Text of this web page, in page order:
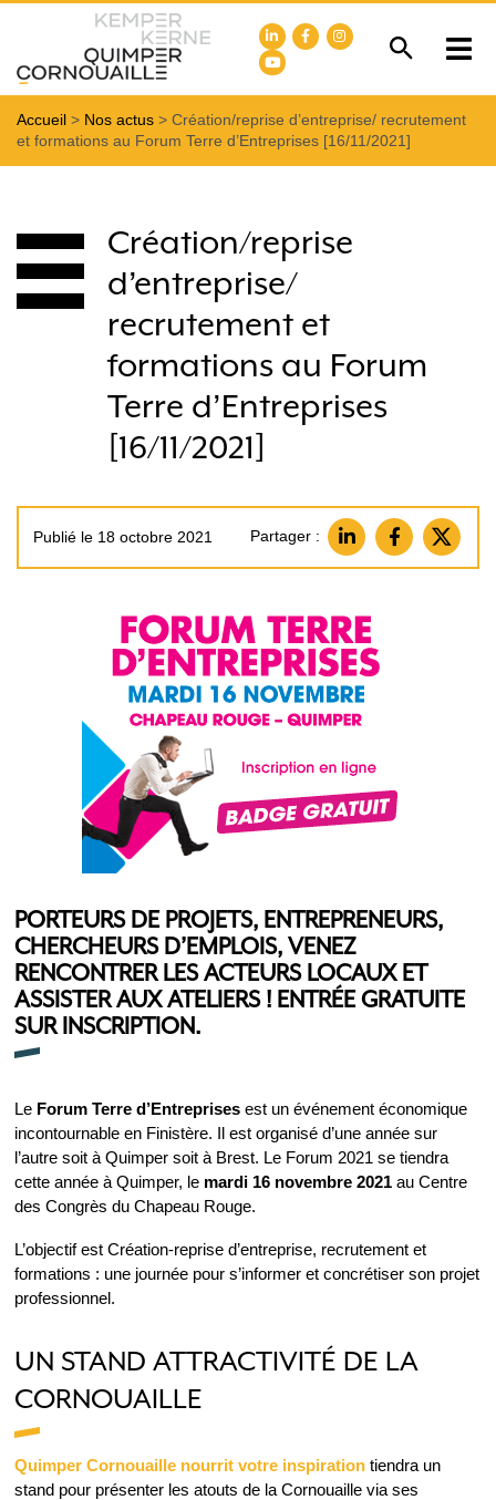
Accueil > Nos actus > Création/reprise d’entreprise/ recrutement
et formations au Forum Terre d’Entreprises [16/11/2021]
Création/reprise
d’entreprise/
recrutement et
formations au Forum
Terre d’Entreprises
[16/11/2021]
Publié le 18 octobre 2021 Partager :
PORTEURS DE PROJETS, ENTREPRENEURS,
CHERCHEURS D’EMPLOIS, VENEZ
RENCONTRER LES ACTEURS LOCAUX ET
ASSISTER AUX ATELIERS ! ENTRÉE GRATUITE
SUR INSCRIPTION.
LeForum Terre d’Entreprisesest un événement économique
incontournable en Finistère. Il est organisé d’une année sur
l’autre soit à Quimper soit à Brest. Le Forum 2021 se tiendra
cette année à Quimper, le mardi 16 novembre 2021au Centre
des Congrès du Chapeau Rouge.
L’objectif est Création-reprise d’entreprise, recrutement et
formations : une journée pour s’informer et concrétiser son projet
professionnel.
UN STAND ATTRACTIVITÉ DE LA
CORNOUAILLE
Quimper Cornouaille nourrit votre inspirationtiendra un
stand pour présenter les atouts de la Cornouaille via ses